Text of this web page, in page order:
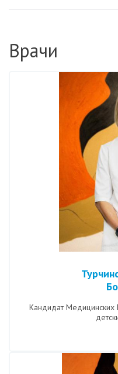
Врачи
Кандидат Медицинских